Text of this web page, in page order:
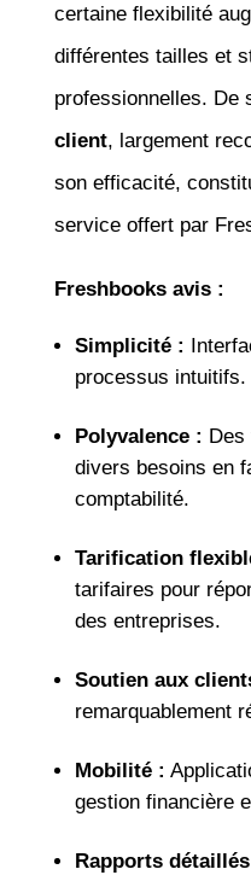
certaine flexibilité
différentes tailles et
professionnelles. De
client, largement
son efficacité,
service offert par
Freshbooks avis :
Simplicité :
processus intuitifs.
Polyvalence : Des
divers besoins en
comptabilité.
Tarification
tarifaires pour
des entreprises.
Soutien aux
remarquablement
Mobilité :
gestion financière
Rapports